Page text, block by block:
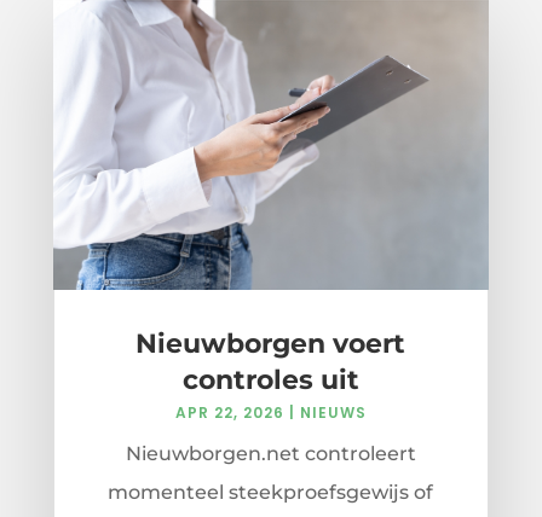
Nieuwborgen voert
controles uit
APR 22, 2026 NIEUWS
Nieuwborgen.net controleert
momenteel steekproefsgewijs of